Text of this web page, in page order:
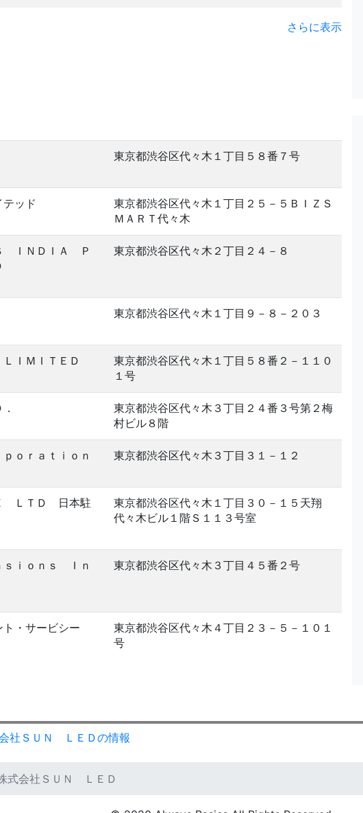
さらに表示
東京都渋谷区代々木１丁目５８番７号
ッド
東京都渋谷区代々木１丁目２５－５ＢＩＺＳ
ＭＡＲＴ代々木
ＩＮＤＩＡ Ｐ
東京都渋谷区代々木２丁目２４－８
東京都渋谷区代々木１丁目９－８－２０３
ＩＭＩＴＥＤ
東京都渋谷区代々木１丁目５８番２－１１０
１号
東京都渋谷区代々木３丁目２４番３号第２梅
村ビル８階
ｏｒａｔｉｏｎ
東京都渋谷区代々木３丁目３１－１２
ＬＴＤ 日本駐
東京都渋谷区代々木１丁目３０－１５天翔
代々木ビル１階Ｓ１１３号室
ｓｉｏｎｓ Ｉｎ
東京都渋谷区代々木３丁目４５番２号
・サービシー
東京都渋谷区代々木４丁目２３－５－１０１
号
社ＳＵＮ ＬＥＤの情報
式会社ＳＵＮ ＬＥＤ